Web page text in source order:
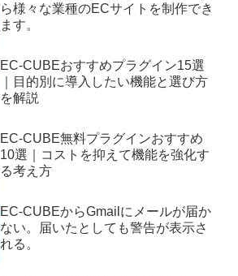
ら様々な業種のECサイトを制作でき
ます。
EC-CUBEおすすめプラグイン15選
｜目的別に導入したい機能と選び方
を解説
EC-CUBE無料プラグインおすすめ
10選｜コストを抑えて機能を強化す
る考え方
EC-CUBEからGmailにメールが届か
ない。届いたとしても警告が表示さ
れる。